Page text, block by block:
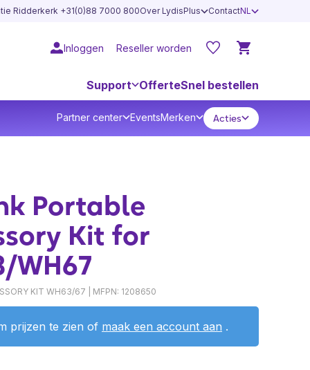
Ridderkerk +31(0)88 7000 800Over LydisPlus ContactNL
Inloggen Reseller worden
Support OfferteSnel bestellen
Partner center EventsMerken Acties
Portable
Kit for
WH67
KIT WH63/67 | MFPN: 1208650
prijzen te zien of maak een account aan .